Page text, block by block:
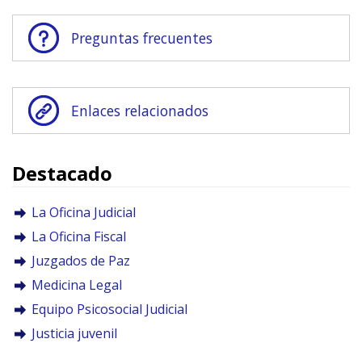
Preguntas frecuentes
Enlaces relacionados
Destacado
La Oficina Judicial
La Oficina Fiscal
Juzgados de Paz
Medicina Legal
Equipo Psicosocial Judicial
Justicia juvenil